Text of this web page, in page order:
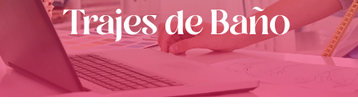
Trajes de Baño